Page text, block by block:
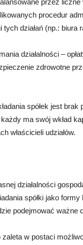
przez
procedur
działań (np.:
działalności –
zdrowotne
spółek jest brak
ma swój wkład
właścicieli udziałów.
działalności
spółki jako
podejmować
w postaci